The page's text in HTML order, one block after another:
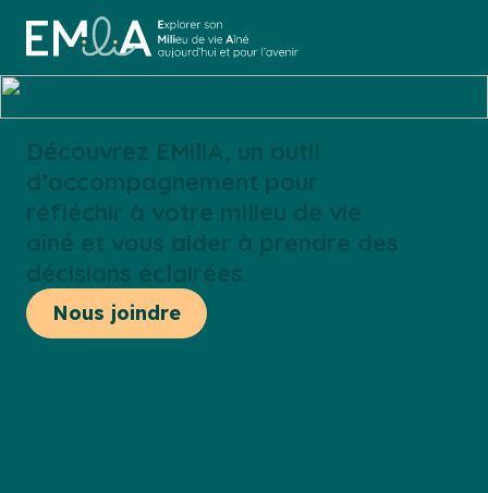
Découvrez EMiliA, un outil
d’accompagnement pour
réfléchir à votre milieu de vie
aîné et vous aider à prendre des
décisions éclairées.
Nous joindre